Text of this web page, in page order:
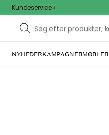
Kundeservice
NYHEDERKAMPAGNERMØBLER